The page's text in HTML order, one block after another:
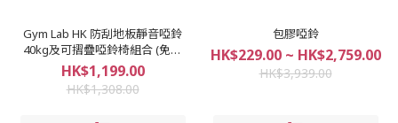
Gym Lab HK 防刮地板靜音啞鈴
40kg及可摺疊啞鈴椅組合 (免運
費，直送上門）
HK$1,199.00
HK$1,308.00
包膠啞鈴
HK$229.00 ~ HK$2,759.00
HK$3,939.00